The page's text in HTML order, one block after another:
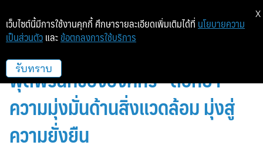
NRF คว้า “เครื่องหมายคาร์บอน
ฟุตพริ้นท์ขององค์กร” ตอกย้ำ
ความมุ่งมั่นด้านสิ่งแวดล้อม มุ่งสู่
ความยั่งยืน
เว็บไซต์นี้มีการใช้งานคุกกี้ ศึกษารายละเอียดเพิ่มเติมได้ที่ นโยบายความ
เป็นส่วนตัว และ ข้อตกลงการใช้บริการ
รับทราบ
X